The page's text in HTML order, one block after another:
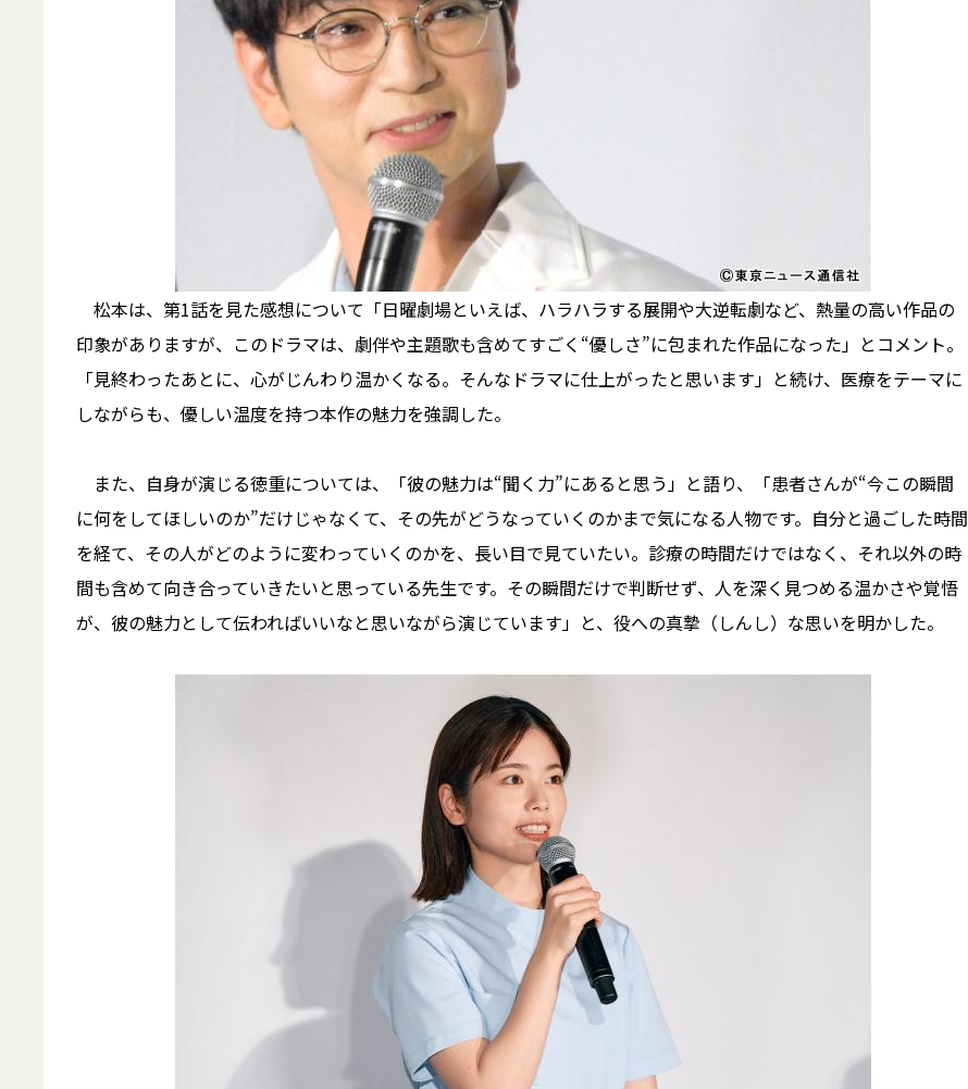
松本は、第1話を見た感想について「日曜劇場といえば、ハラハラする展開や大逆転劇など、熱量の高い作品の
印象がありますが、このドラマは、劇伴や主題歌も含めてすごく“優しさ”に包まれた作品になった」とコメント。
「見終わったあとに、心がじんわり温かくなる。そんなドラマに仕上がったと思います」と続け、医療をテーマに
しながらも、優しい温度を持つ本作の魅力を強調した。
また、自身が演じる徳重については、「彼の魅力は“聞く力”にあると思う」と語り、「患者さんが“今この瞬間
に何をしてほしいのか”だけじゃなくて、その先がどうなっていくのかまで気になる人物です。自分と過ごした時間
を経て、その人がどのように変わっていくのかを、長い目で見ていたい。診療の時間だけではなく、それ以外の時
間も含めて向き合っていきたいと思っている先生です。その瞬間だけで判断せず、人を深く見つめる温かさや覚悟
が、彼の魅力として伝わればいいなと思いながら演じています」と、役への真摯（しんし）な思いを明かした。